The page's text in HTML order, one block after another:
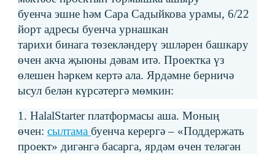
буенча эшне һәм Сара Садыйкова урамы, 6/22
йорт адресы буенча урнашкан
тарихи бинага төзекләндерү эшләрен башкару
өчен акча җыюны дәвам итә. Проектка үз
өлешен һәркем кертә ала. Ярдәмне берничә
ысул белән күрсәтергә мөмкин:
1. HalalStarter платформасы аша. Моның
өчен: сылтама буенча керергә – «Поддержать
проект» дигәнгә басарга, ярдәм өчен теләгән